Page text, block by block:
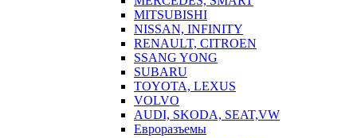
MITSUBISHI
NISSAN, INFINITY
RENAULT, CITROEN
SSANG YONG
SUBARU
TOYOTA, LEXUS
VOLVO
AUDI, SKODA, SEAT,VW
Евроразъемы